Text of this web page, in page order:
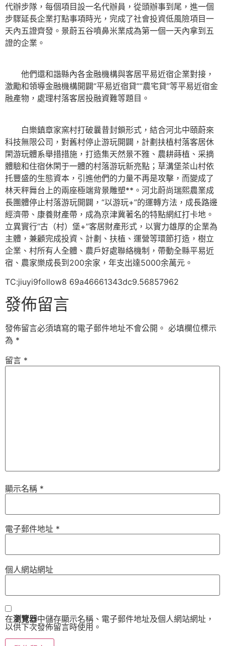
代辦步隊，每個項目設一名代辦員，從頭辦事到尾，進一個
步驟延長企業打點事項時光，完成了社會投資低風險項目一
天內五證齊發。景蔚五谷噴鼻米業成為第一個一天內拿到五
證的企業。
他們還和諧縣內各金融機構與客居平易近宿企業對接，
激勵和領導金融機構開闢“平易近宿貸”“農宅貸”等平易近宿金
融產物，處理村落客居投融資難等題目。
白樂鎮章家窯村打破曩昔封鎖形式，結合河北中頤蔚來
科技無限公司，對舊村停止游玩開闢，計劃扶植村落客居休
閑游玩體系舉措措施，打造集天然景不雅、農耕蒔植、采摘
體驗和住宿休閑于一體的村落游玩新亮點；草溝堡茶山村依
托豐盛的生態資本，引進他們的力量不再是攻擊，而變成了
林天秤舞台上的兩座極端背景雕塑**。河北蔚尚瑞熙農業成
長團體停止村落游玩開闢，“以游玩+”的運轉方法，成長路邊
經濟帶、康養財產帶，成為京津冀著名的特點網紅打卡地。
立異實行“古（村）堡+”客居財產形式，以實力雄厚的企業為
主體，兼顧完成投資、計劃、扶植、運營等環節打造，樹立
企業、村所有人全體、農戶好處聯絡機制，帶動全縣平易近
宿、農家樂成長到200余家，年支出達5000余萬元。
TC:jiuyi9follow8 69a46661343dc9.56857962
發佈留言
發佈留言必須填寫的電子郵件地址不會公開。 必填欄位標示
為 *
留言 *
顯示名稱 *
電子郵件地址 *
個人網站網址
在瀏覽器中儲存顯示名稱、電子郵件地址及個人網站網址，
以供下次發佈留言時使用。